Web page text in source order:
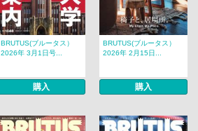
BRUTUS(ブルータス）
2026年 3月1日号...
購入
BRUTUS(ブルータス）
2026年 2月15日...
購入